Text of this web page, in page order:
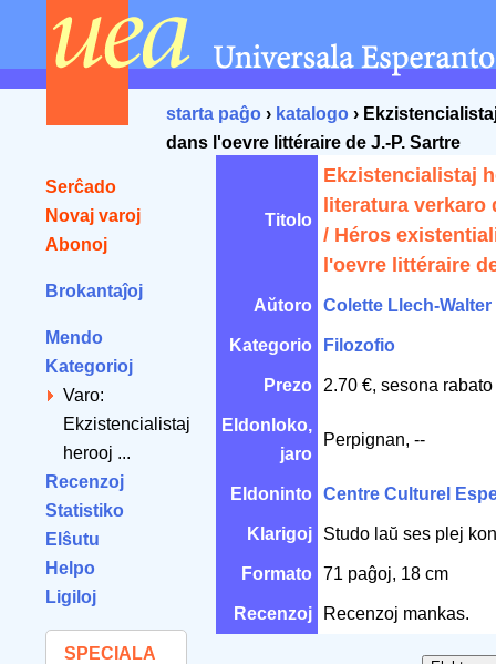
starta paĝo › katalogo ›
dans l'oevre littéraire de J.-P. Sartre
Serĉado
Novaj varoj
Abonoj
Brokantaĵoj
Mendo
Kategorioj
Varo:
Ekzistencialistaj
herooj ...
Recenzoj
Statistiko
Elŝutu
Helpo
Ligiloj
SPECIALA
Titolo
Ekzistencialistaj
literatura verkaro
/ Héros
l'oevre littéraire
Aŭtoro Colette Llech-Walter
Kategorio Filozofio
Prezo 2.70 €, sesona
Eldonloko,
jaro
Perpignan, --
Eldoninto Centre Culturel
Klarigoj Studo laŭ ses plej
Formato 71 paĝoj, 18 cm
Recenzoj Recenzoj mankas.